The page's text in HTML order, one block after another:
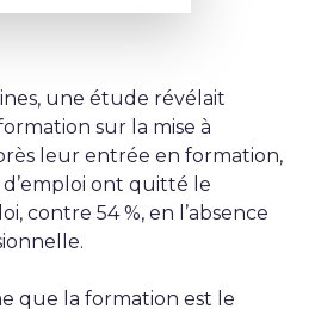
une étude révélait
sur la mise à
leur entrée en formation,
d’emploi ont quitté le
contre 54 %, en l’absence
que la formation est le